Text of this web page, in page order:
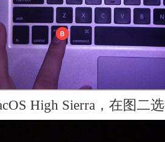
High Sierra，在图二